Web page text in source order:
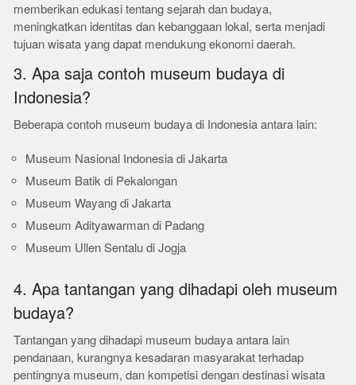
memberikan edukasi tentang sejarah dan budaya,
meningkatkan identitas dan kebanggaan lokal, serta menjadi
tujuan wisata yang dapat mendukung ekonomi daerah.
3. Apa saja contoh museum budaya di
Indonesia?
Beberapa contoh museum budaya di Indonesia antara lain:
Museum Nasional Indonesia di Jakarta
Museum Batik di Pekalongan
Museum Wayang di Jakarta
Museum Adityawarman di Padang
Museum Ullen Sentalu di Jogja
4. Apa tantangan yang dihadapi oleh museum
budaya?
Tantangan yang dihadapi museum budaya antara lain
pendanaan, kurangnya kesadaran masyarakat terhadap
pentingnya museum, dan kompetisi dengan destinasi wisata